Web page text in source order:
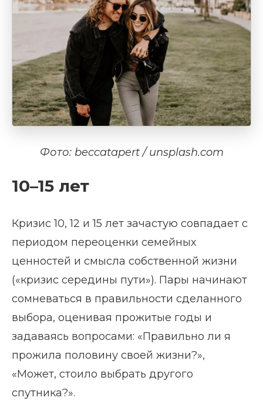
Фото: beccatapert / unsplash.com
10–15 лет
Кризис 10, 12 и 15 лет зачастую совпадает с
периодом переоценки семейных
ценностей и смысла собственной жизни
(«кризис середины пути»). Пары начинают
сомневаться в правильности сделанного
выбора, оценивая прожитые годы и
задаваясь вопросами: «Правильно ли я
прожила половину своей жизни?»,
«Может, стоило выбрать другого
спутника?».